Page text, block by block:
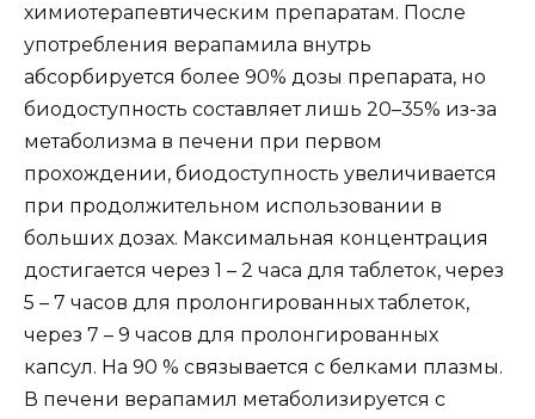
химиотерапевтическим препаратам. После
употребления верапамила внутрь
абсорбируется более 90% дозы препарата, но
биодоступность составляет лишь 20–35% из-за
метаболизма в печени при первом
прохождении, биодоступность увеличивается
при продолжительном использовании в
больших дозах. Максимальная концентрация
достигается через 1 – 2 часа для таблеток, через
5 – 7 часов для пролонгированных таблеток,
через 7 – 9 часов для пролонгированных
капсул. На 90 % связывается с белками плазмы.
В печени верапамил метаболизируется с